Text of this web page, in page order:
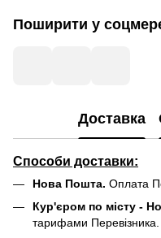
Поширити у
Доставка
Способи доставки:
Нова Пошта. Оплата
Кур'єром по місту -
тарифами Перевізника.